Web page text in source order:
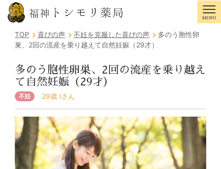
福神 トシモリ薬局 MENU
TOP
喜びの声 不妊を克服した喜びの声
多のう胞性卵
巣、2回の流産を乗り越えて自然妊娠（29才）
多のう胞性卵巣、2回の流産を乗り越え
て自然妊娠（29才）
不妊 29歳 Iさん